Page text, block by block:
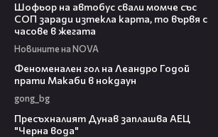
Шофьор на автобус свали момче със
СОП заради изтекла карта, то вървя с
часове в жегата
Новините на NOVA
Феноменален гол на Леандро Годой
прати Макаби в нокдаун
gong_bg
Пресъхналият Дунав заплашва АЕЦ
"Черна вода"